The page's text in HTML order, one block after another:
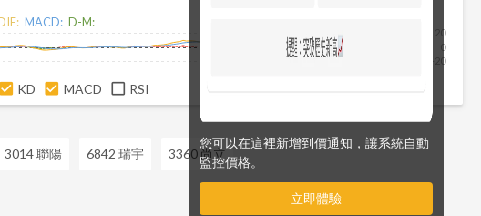
您可以在這裡新增到價通知，讓系統自動
監控價格。
立即體驗
MACD: D-M:
-20
0
20
KD MACD RSI
3014 聯陽 6842 瑞宇 3360 尚立